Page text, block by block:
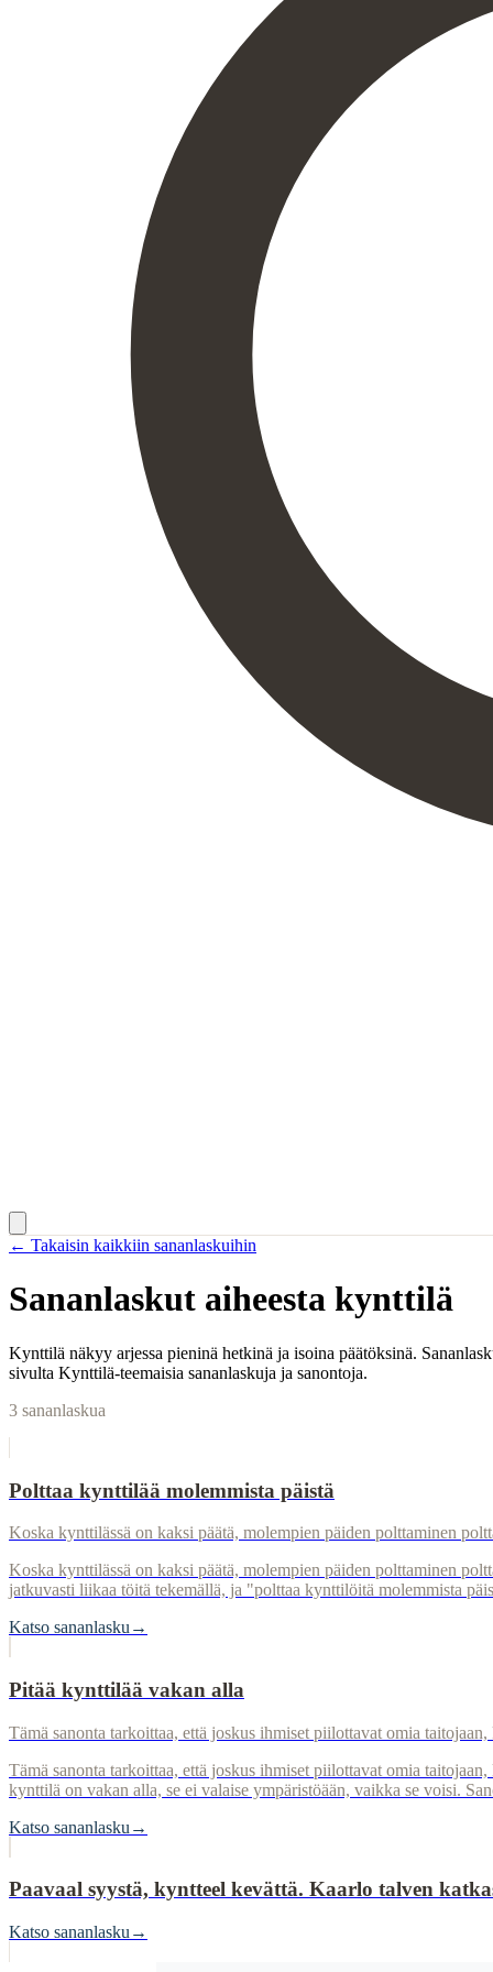
← Takaisin kaikkiin sananlaskuihin
Sananlaskut aiheesta kynttilä
Kynttilä näkyy arjessa pieninä hetkinä ja isoina päätöksinä.
sivulta Kynttilä-teemaisia sananlaskuja ja sanontoja.
3 sananlaskua
Polttaa kynttilää molemmista päistä
Koska kynttilässä on kaksi päätä, molempien päiden polttaminen
Koska kynttilässä on kaksi päätä, molempien päiden polttaminen
jatkuvasti liikaa töitä tekemällä, ja "polttaa kynttilöitä molemmista
Katso sananlasku →
Pitää kynttilää vakan alla
Tämä sanonta tarkoittaa, että joskus ihmiset piilottavat omia
Tämä sanonta tarkoittaa, että joskus ihmiset piilottavat omia
kynttilä on vakan alla, se ei valaise ympäristöään, vaikka se voisi.
Katso sananlasku →
Paavaal syystä, kyntteel kevättä. Kaarlo talven
Katso sananlasku →